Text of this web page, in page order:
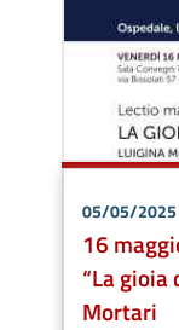
05/05/2025
16
“La gioia
Mortari